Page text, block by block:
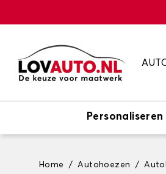
Personaliseren
Home Autohoezen